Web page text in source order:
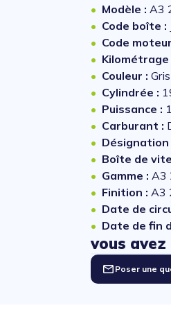
Modèle : A3
Code boîte :
Code
Kilométrage
Couleur :
Cylindrée :
Puissance :
Carburant :
Désignation
Boîte de
Gamme : A3
Finition : A3
Date de
Date de fin
vous avez
Poser une